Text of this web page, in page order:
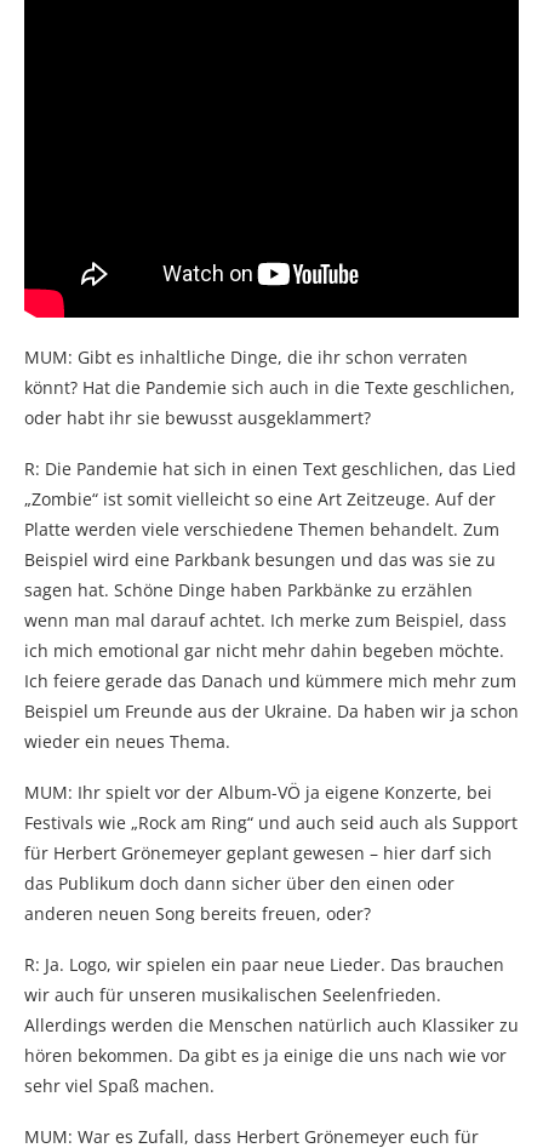
MUM: Gibt es inhaltliche Dinge, die ihr schon verraten
könnt? Hat die Pandemie sich auch in die Texte geschlichen,
oder habt ihr sie bewusst ausgeklammert?
R: Die Pandemie hat sich in einen Text geschlichen, das Lied
„Zombie“ ist somit vielleicht so eine Art Zeitzeuge. Auf der
Platte werden viele verschiedene Themen behandelt. Zum
Beispiel wird eine Parkbank besungen und das was sie zu
sagen hat. Schöne Dinge haben Parkbänke zu erzählen
wenn man mal darauf achtet. Ich merke zum Beispiel, dass
ich mich emotional gar nicht mehr dahin begeben möchte.
Ich feiere gerade das Danach und kümmere mich mehr zum
Beispiel um Freunde aus der Ukraine. Da haben wir ja schon
wieder ein neues Thema.
MUM: Ihr spielt vor der Album-VÖ ja eigene Konzerte, bei
Festivals wie „Rock am Ring“ und auch seid auch als Support
für Herbert Grönemeyer geplant gewesen – hier darf sich
das Publikum doch dann sicher über den einen oder
anderen neuen Song bereits freuen, oder?
R: Ja. Logo, wir spielen ein paar neue Lieder. Das brauchen
wir auch für unseren musikalischen Seelenfrieden.
Allerdings werden die Menschen natürlich auch Klassiker zu
hören bekommen. Da gibt es ja einige die uns nach wie vor
sehr viel Spaß machen.
MUM: War es Zufall, dass Herbert Grönemeyer euch für